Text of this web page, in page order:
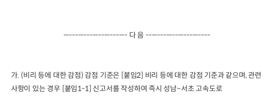
---------------------- 다 음 ----------------------
가. (비리 등에 대한 감점)감점 기준은 [붙임2] 비리 등에 대한 감점 기준과 같으며,관련
사항이 있는 경우 [붙임1-1] 신고서를 작성하여 즉시 성남~서초 고속도로